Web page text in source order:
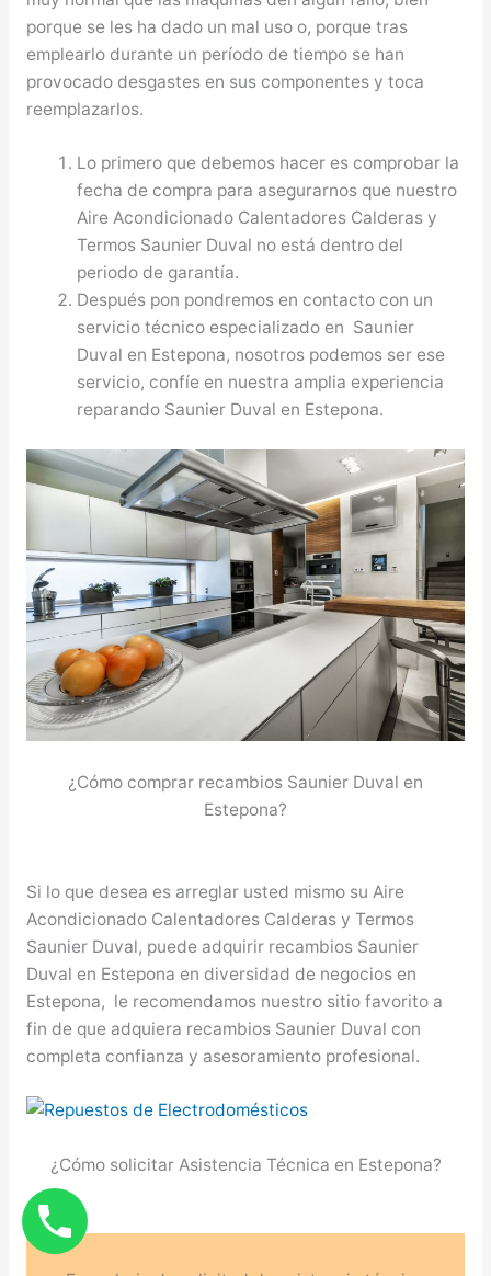
porque se les ha dado un mal uso o, porque tras
emplearlo durante un período de tiempo se han
provocado desgastes en sus componentes y toca
reemplazarlos.
Lo primero que debemos hacer es comprobar la
fecha de compra para asegurarnos que nuestro
Aire Acondicionado Calentadores Calderas y
Termos Saunier Duval no está dentro del
periodo de garantía.
Después pon pondremos en contacto con un
servicio técnico especializado en Saunier
Duval en Estepona, nosotros podemos ser ese
servicio, confíe en nuestra amplia experiencia
reparando Saunier Duval en Estepona.
¿Cómo comprar recambios Saunier Duval en
Estepona?
Si lo que desea es arreglar usted mismo su Aire
Acondicionado Calentadores Calderas y Termos
Saunier Duval, puede adquirir recambios Saunier
Duval en Estepona en diversidad de negocios en
Estepona, le recomendamos nuestro sitio favorito a
fin de que adquiera recambios Saunier Duval con
completa confianza y asesoramiento profesional.
¿Cómo solicitar Asistencia Técnica en Estepona?